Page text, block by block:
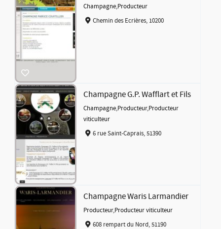
Champagne,Producteur
Chemin des Ecrières, 10200
Champagne G.P. Wafflart et Fils
Champagne,Producteur,Producteur
viticulteur
6 rue Saint-Caprais, 51390
Champagne Waris Larmandier
Producteur,Producteur viticulteur
608 rempart du Nord, 51190